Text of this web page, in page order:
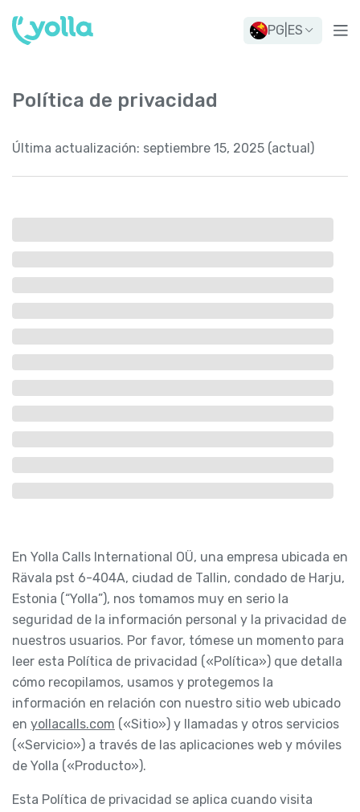
PG ES
Política de privacidad
Última actualización: septiembre 15, 2025 (actual)
En Yolla Calls International OÜ, una empresa ubicada en
Rävala pst 6-404A, ciudad de Tallin, condado de Harju,
Estonia (“Yolla”), nos tomamos muy en serio la
seguridad de la información personal y la privacidad de
nuestros usuarios. Por favor, tómese un momento para
leer esta Política de privacidad («Política») que detalla
cómo recopilamos, usamos y protegemos la
información en relación con nuestro sitio web ubicado
en yollacalls.com («Sitio») y llamadas y otros servicios
(«Servicio») a través de las aplicaciones web y móviles
de Yolla («Producto»).
Esta Política de privacidad se aplica cuando visita